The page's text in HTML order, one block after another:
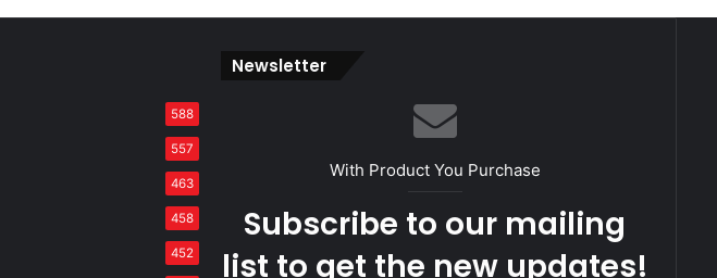
588
557
463
458
452
Newsletter
With Product You Purchase
Subscribe to our mailing
list to get the new updates!